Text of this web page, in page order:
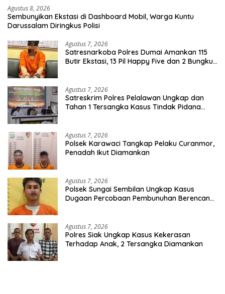
Agustus 8, 2026
Sembunyikan Ekstasi di Dashboard Mobil, Warga Kuntu
Darussalam Diringkus Polisi
Agustus 7, 2026
Satresnarkoba Polres Dumai Amankan 115
Butir Ekstasi, 13 Pil Happy Five dan 2 Bungkus
Agustus 7, 2026
Satreskrim Polres Pelalawan Ungkap dan
Tahan 1 Tersangka Kasus Tindak Pidana
Agustus 7, 2026
Polsek Karawaci Tangkap Pelaku Curanmor,
Penadah Ikut Diamankan
Agustus 7, 2026
Polsek Sungai Sembilan Ungkap Kasus
Dugaan Percobaan Pembunuhan Berencana,
Agustus 7, 2026
Polres Siak Ungkap Kasus Kekerasan
Terhadap Anak, 2 Tersangka Diamankan